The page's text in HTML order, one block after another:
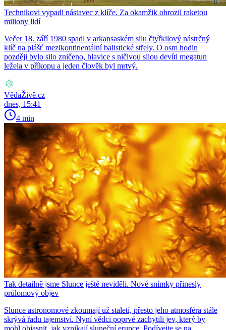
Technikovi vypadl nástavec z klíče. Za okamžik ohrozil raketou
miliony lidí
Večer 18. září 1980 spadl v arkansaském silu čtyřkilový nástrčný
klíč na plášť mezikontinentální balistické střely. O osm hodin
později bylo silo zničeno, hlavice s ničivou silou devíti megatun
ležela v příkopu a jeden člověk byl mrtvý.
VědaŽivě.cz
dnes, 15:41
4 min
Tak detailně jsme Slunce ještě neviděli. Nové snímky přinesly
průlomový objev
Slunce astronomové zkoumají už staletí, přesto jeho atmosféra stále
skrývá řadu tajemství. Nyní vědci poprvé zachytili jev, který by
mohl objasnit, jak vznikají sluneční erupce. Podívejte se na